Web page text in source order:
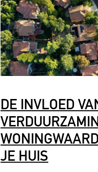
DE INVLOED
JE HUIS